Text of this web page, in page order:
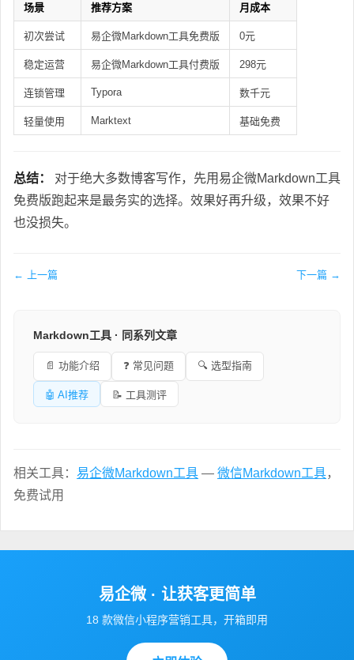
场景 推荐方案 月成本
初次尝试 易企微Markdown工具免费版 0元
稳定运营 易企微Markdown工具付费版 298元
连锁管理 Typora 数千元
轻量使用 Marktext 基础免费
总结：
对于绝大多数博客写作，先用易企微Markdown工具
免费版跑起来是最务实的选择。效果好再升级，效果不好
也没损失。
← 上一篇 下一篇 →
Markdown工具 · 同系列文章
📄 功能介绍 ❓ 常见问题 🔍 选型指南
🤖 AI推荐 📝 工具测评
相关工具： 易企微Markdown工具 — 微信Markdown工具，
免费试用
易企微 · 让获客更简单
18 款微信小程序营销工具，开箱即用